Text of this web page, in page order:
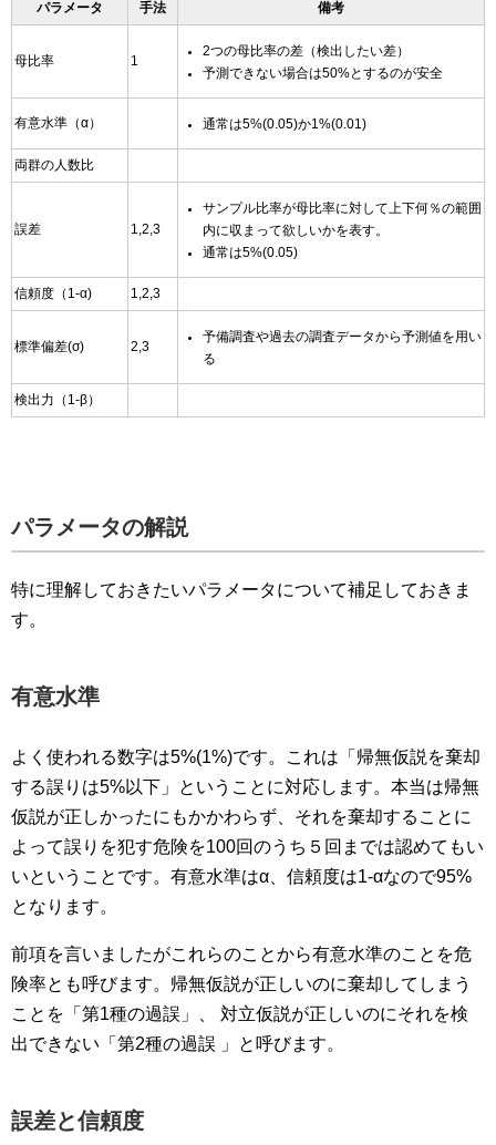
パラメータ 手法 備考
母比率 1
2つの母比率の差（検出したい差）
予測できない場合は50%とするのが安全
有意水準（α） 通常は5%(0.05)か1%(0.01)
両群の人数比
誤差 1,2,3
サンプル比率が母比率に対して上下何％の範囲
内に収まって欲しいかを表す。
通常は5%(0.05)
信頼度（1-α) 1,2,3
標準偏差(σ) 2,3
予備調査や過去の調査データから予測値を用い
る
検出力（1-β）
パラメータの解説
特に理解しておきたいパラメータについて補足しておきま
す。
有意水準
よく使われる数字は5%(1%)です。これは「帰無仮説を棄却
する誤りは5%以下」ということに対応します。本当は帰無
仮説が正しかったにもかかわらず、それを棄却することに
よって誤りを犯す危険を100回のうち５回までは認めてもい
いということです。有意水準はα、信頼度は1-αなので95%
となります。
前項を言いましたがこれらのことから有意水準のことを危
険率とも呼びます。帰無仮説が正しいのに棄却してしまう
ことを「第1種の過誤」、 対立仮説が正しいのにそれを検
出できない「第2種の過誤 」と呼びます。
誤差と信頼度